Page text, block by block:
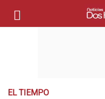
EL TIEMPO